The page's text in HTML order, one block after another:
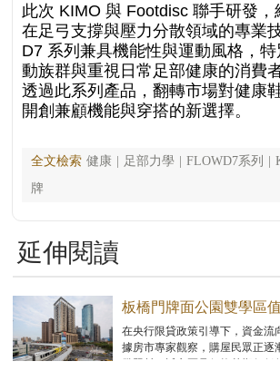
此次 KIMO 與 Footdisc 聯手研發，
在足弓支撐與壓力分散領域的專業
D7 系列兼具機能性與運動風格，
動族群與重視日常足部健康的消費
透過此系列產品，翻轉市場對健康
開創兼顧機能與穿搭的新選擇。
全文檢索 健康 | 足部力學 | FLOWD7系列 |
牌
延伸閱讀
板橋門牌面公園雙學區
PARK」超優價位狂吸
在央行限貸政策引導下，資金流
據房市專家觀察，購屋民眾正逐
發題材，近市區且價格基期仍低